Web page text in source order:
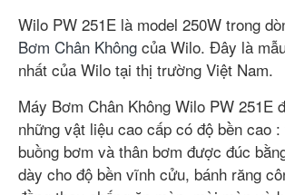
Wilo PW 251E là model 250W trong
Bơm Chân Không của Wilo. Đây là
nhất của Wilo tại thị trường Việt Nam.
Máy Bơm Chân Không Wilo PW 251E
những vật liệu cao cấp có độ bền cao
buồng bơm và thân bơm được đúc
dày cho độ bền vĩnh cửu, bánh răng